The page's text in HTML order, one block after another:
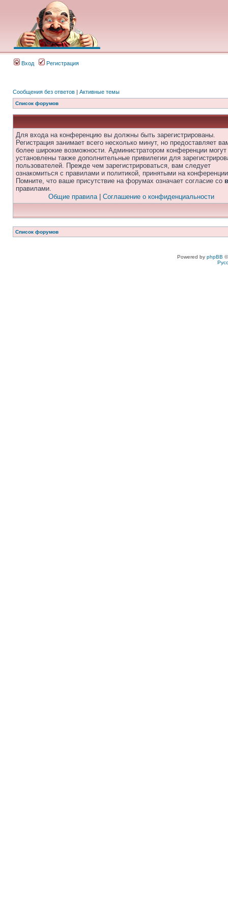
Вход Регистрация
Сообщения без ответов | Активные темы
Список форумов
Для входа на конференцию вы должны быть зарегистрированы.
Регистрация занимает всего несколько минут, но предоставляет
более широкие возможности. Администратором конференции
установлены также дополнительные привилегии для
пользователей. Прежде чем зарегистрироваться, вам следует
ознакомиться с правилами и политикой, принятыми на
Помните, что ваше присутствие на форумах означает согласие со
правилами.
Общие правила| Соглашение о конфиденциальности
Список форумов
Powered by phpBB